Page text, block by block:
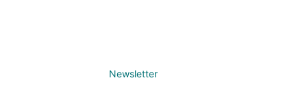
Newsletter